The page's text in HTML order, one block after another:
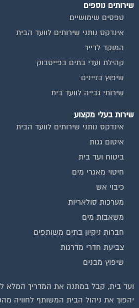
שירותים נוספים
טפסים שימושיים
אינדקס נותני שירותים לוועד הבית
המוקד לדייר
קהילת ועדי בתים בפייסבוק
שיפוץ בניינים
שירותי גבייה לוועד בית
שירות בעלי מקצוע
אינדקס נותני שירותים לוועד הבית
איטום גגות
ביטוח ועד בית
חיטוי מאגרי מים
כיבוי אש
מערכות סולאריות
משאבות מים
חברות ניקיון בתים משותפים
צביעת חדרי מדרגות
שיפוץ מבנים
ועד בית, קבל במתנה את המדריך המלא
יהפוך את ניהול הבית המשותף לחוויה